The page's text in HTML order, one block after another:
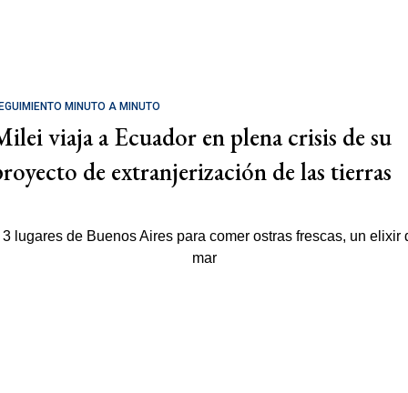
MINUTO A MINUTO
viaja a Ecuador en plena crisis de su
de extranjerización de las tierras